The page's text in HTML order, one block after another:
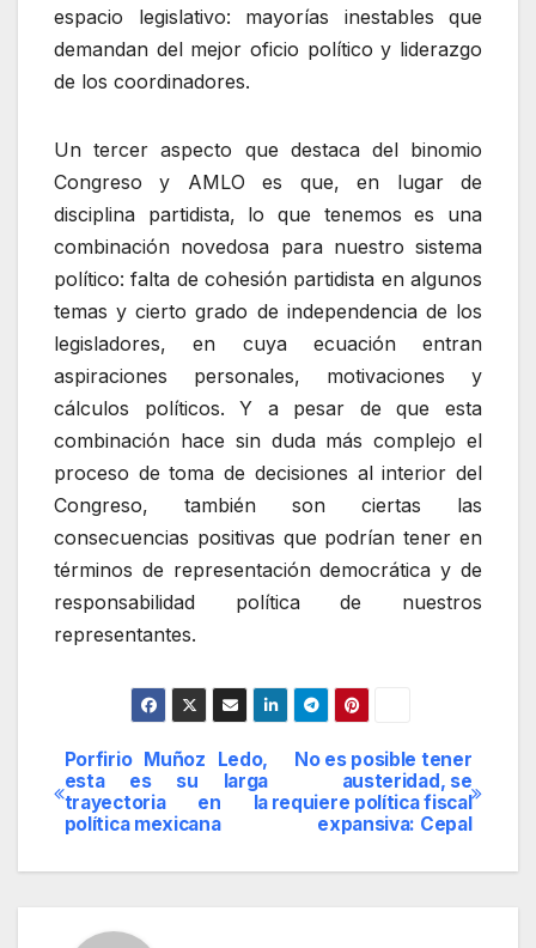
espacio legislativo: mayorías inestables que
demandan del mejor oficio político y liderazgo
de los coordinadores.
Un tercer aspecto que destaca del binomio
Congreso y AMLO es que, en lugar de
disciplina partidista, lo que tenemos es una
combinación novedosa para nuestro sistema
político: falta de cohesión partidista en algunos
temas y cierto grado de independencia de los
legisladores, en cuya ecuación entran
aspiraciones personales, motivaciones y
cálculos políticos. Y a pesar de que esta
combinación hace sin duda más complejo el
proceso de toma de decisiones al interior del
Congreso, también son ciertas las
consecuencias positivas que podrían tener en
términos de representación democrática y de
responsabilidad política de nuestros
representantes.
Navegación
de
entradas
No es posible tener
austeridad, se
requiere política fiscal
expansiva: Cepal
Porfirio Muñoz Ledo,
esta es su larga
trayectoria en la
política mexicana